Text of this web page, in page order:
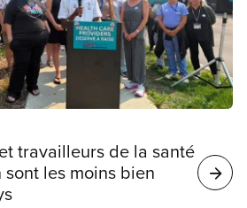
travailleurs de la santé
les moins bien